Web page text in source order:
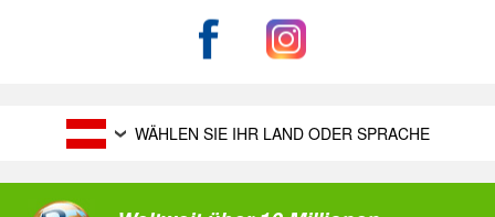
WÄHLEN SIE IHR LAND ODER SPRACHE